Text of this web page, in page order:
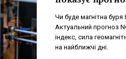
Чи буде магнітна
Актуальний прогноз
індекс, сила
на найближчі дні.